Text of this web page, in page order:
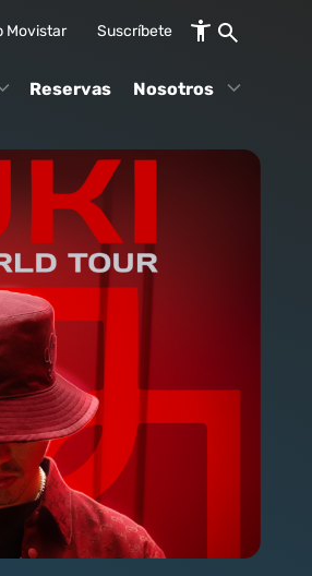
Movistar Suscríbete
Reservas Nosotros